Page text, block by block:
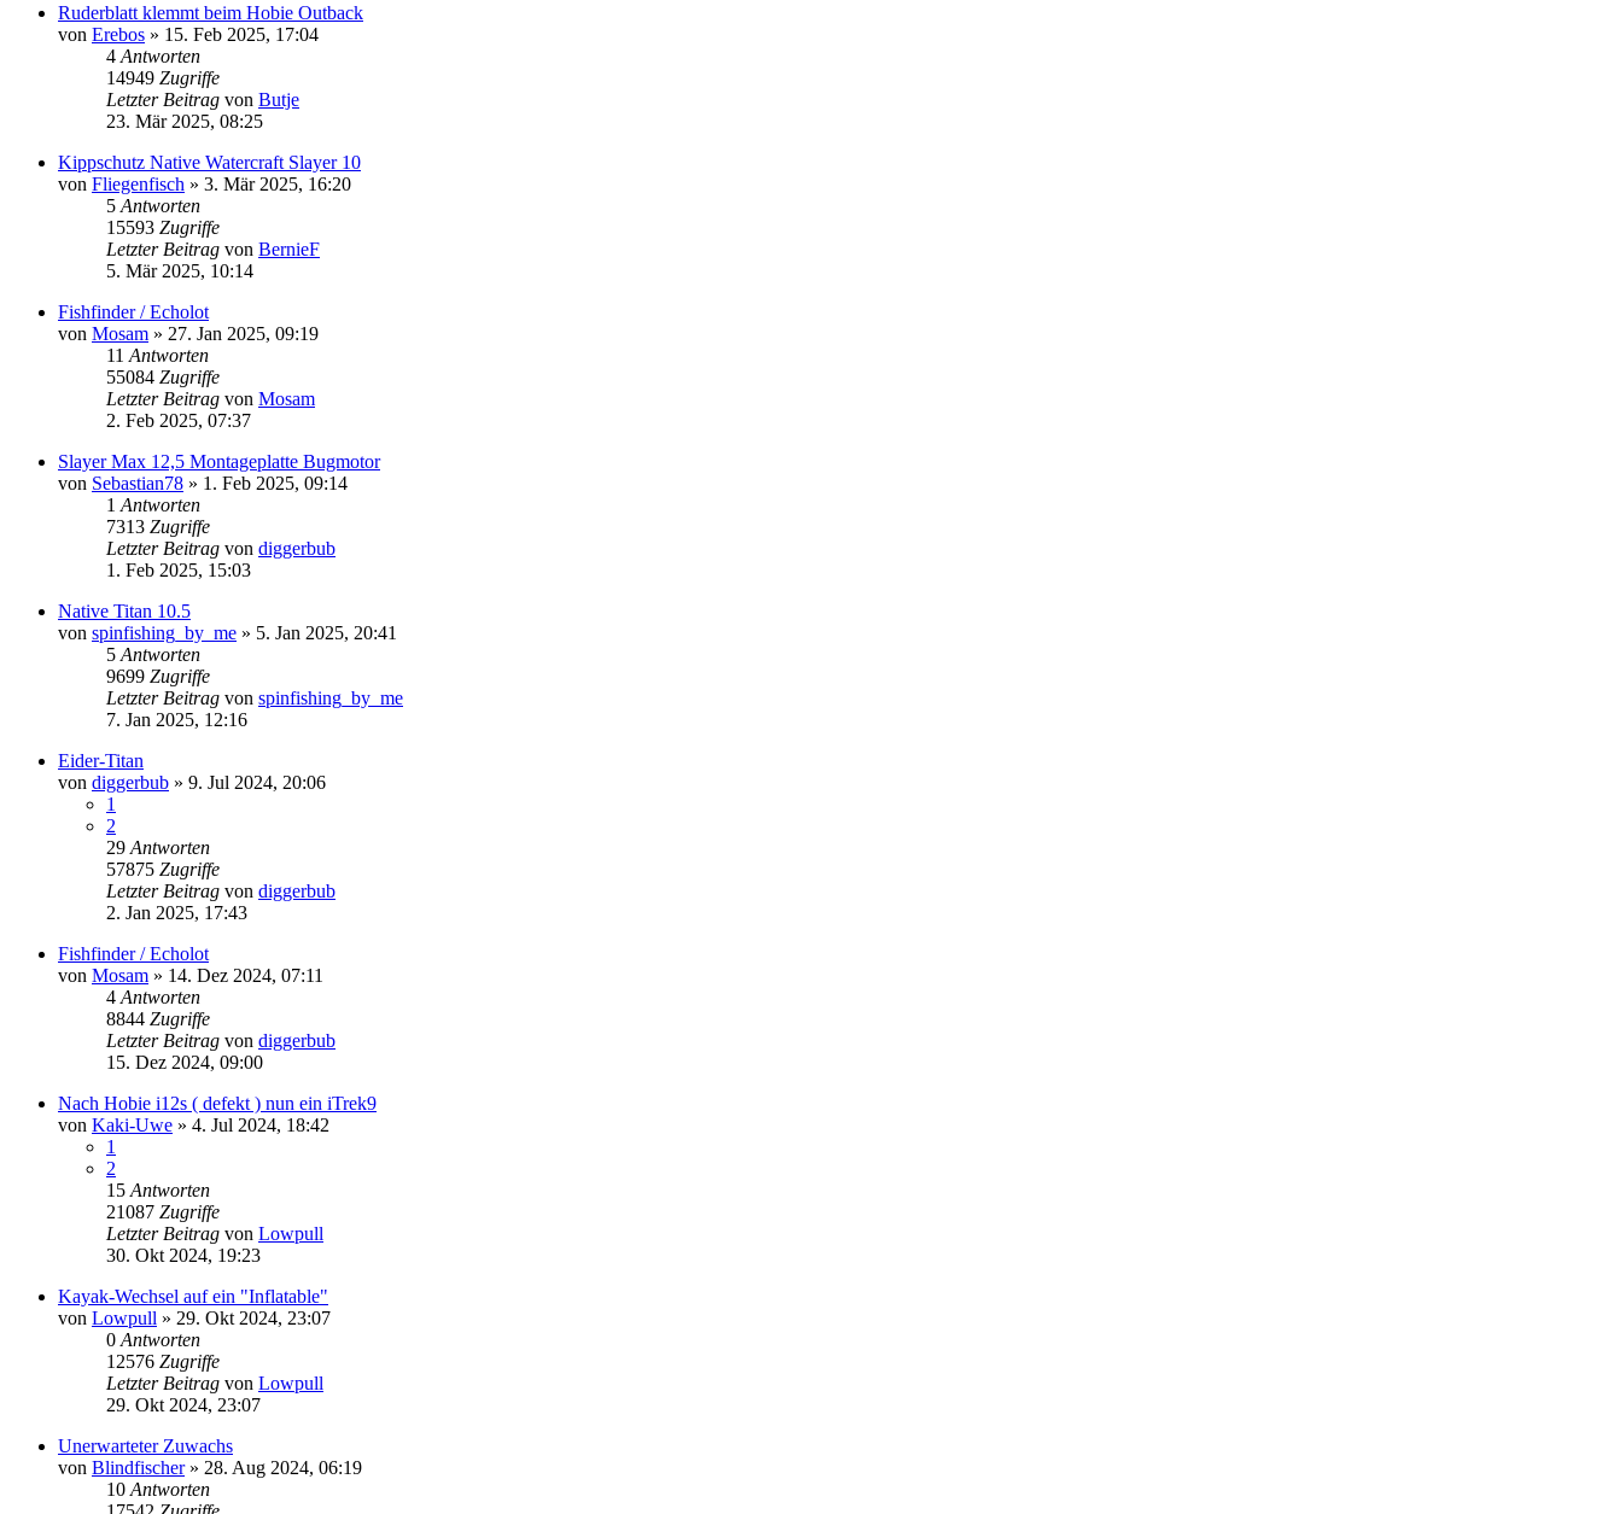
Ruderblatt klemmt beim Hobie Outback
von Erebos » 15. Feb 2025, 17:04
4 Antworten
14949 Zugriffe
Letzter Beitrag von Butje
23. Mär 2025, 08:25
Kippschutz Native Watercraft Slayer 10
von Fliegenfisch » 3. Mär 2025, 16:20
5 Antworten
15593 Zugriffe
Letzter Beitrag von BernieF
5. Mär 2025, 10:14
Fishfinder / Echolot
von Mosam » 27. Jan 2025, 09:19
11 Antworten
55084 Zugriffe
Letzter Beitrag von Mosam
2. Feb 2025, 07:37
Slayer Max 12,5 Montageplatte Bugmotor
von Sebastian78 » 1. Feb 2025, 09:14
1 Antworten
7313 Zugriffe
Letzter Beitrag von diggerbub
1. Feb 2025, 15:03
Native Titan 10.5
von spinfishing_by_me » 5. Jan 2025, 20:41
5 Antworten
9699 Zugriffe
Letzter Beitrag von spinfishing_by_me
7. Jan 2025, 12:16
Eider-Titan
von diggerbub » 9. Jul 2024, 20:06
1
2
29 Antworten
57875 Zugriffe
Letzter Beitrag von diggerbub
2. Jan 2025, 17:43
Fishfinder / Echolot
von Mosam » 14. Dez 2024, 07:11
4 Antworten
8844 Zugriffe
Letzter Beitrag von diggerbub
15. Dez 2024, 09:00
Nach Hobie i12s ( defekt ) nun ein iTrek9
von Kaki-Uwe » 4. Jul 2024, 18:42
1
2
15 Antworten
21087 Zugriffe
Letzter Beitrag von Lowpull
30. Okt 2024, 19:23
Kayak-Wechsel auf ein "Inflatable"
von Lowpull » 29. Okt 2024, 23:07
0 Antworten
12576 Zugriffe
Letzter Beitrag von Lowpull
29. Okt 2024, 23:07
Unerwarteter Zuwachs
von Blindfischer» 28. Aug 2024, 06:19
10 Antworten